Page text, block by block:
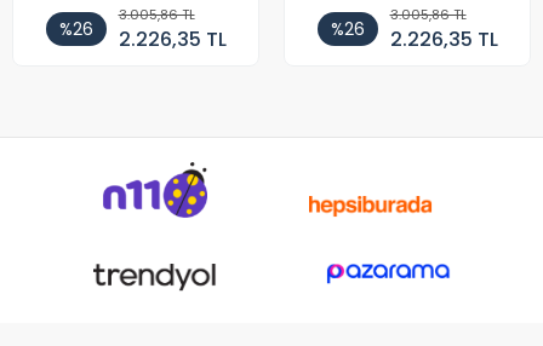
%26
3.005,86 TL
2.226,35 TL %26
3.005,86 TL
2.226,35 TL